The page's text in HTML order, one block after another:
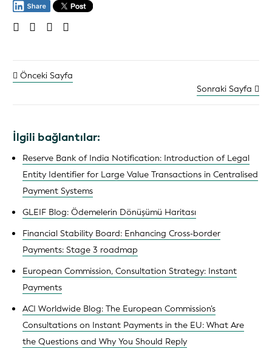
Önceki Sayfa
Sonraki Sayfa
İlgili bağlantılar:
Reserve Bank of India Notification: Introduction of Legal
Entity Identifier for Large Value Transactions in Centralised
Payment Systems
GLEIF Blog: Ödemelerin Dönüşümü Haritası
Financial Stability Board: Enhancing Cross-border
Payments: Stage 3 roadmap
European Commission, Consultation Strategy: Instant
Payments
ACI Worldwide Blog: The European Commission’s
Consultations on Instant Payments in the EU: What Are
the Questions and Why You Should Reply